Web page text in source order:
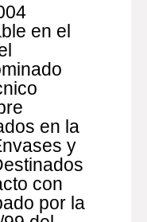
en el
en la
y
con
por la